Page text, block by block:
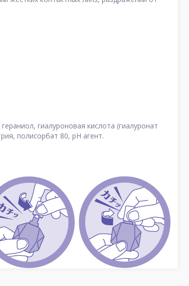
гиалуроновая кислота (гиалуронат
полисорбат 80, рН агент.